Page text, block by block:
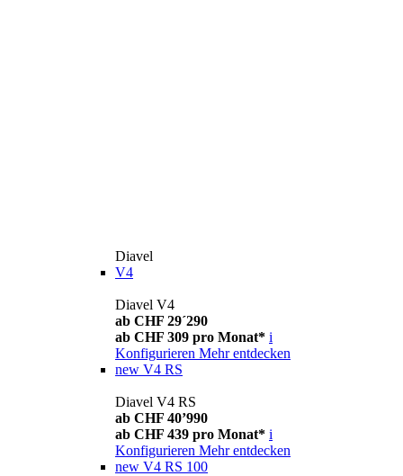
Diavel
V4
Diavel V4
ab CHF 29´290
ab CHF 309 pro Monat* i
Konfigurieren Mehr entdecken
new V4 RS
Diavel V4 RS
ab CHF 40’990
ab CHF 439 pro Monat* i
Konfigurieren Mehr entdecken
new V4 RS 100